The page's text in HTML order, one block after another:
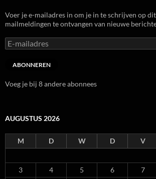
Voer je e-mailadres in om je in te schrijven op
mailmeldingen te ontvangen van nieuwe
E-
mailadres
ABONNEREN
Voeg je bij 8 andere abonnees
AUGUSTUS 2026
M D W D V
3
4 5 6 7